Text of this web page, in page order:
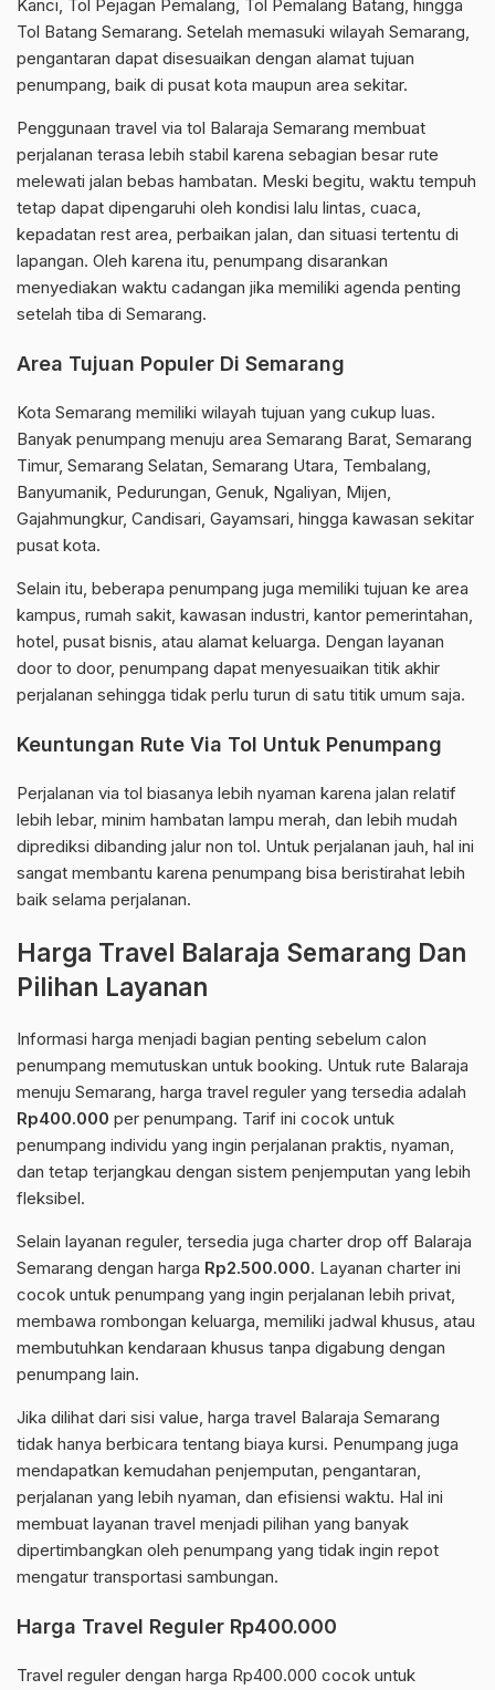
Kanci, Tol Pejagan Pemalang, Tol Pemalang Batang, hingga
Tol Batang Semarang. Setelah memasuki wilayah Semarang,
pengantaran dapat disesuaikan dengan alamat tujuan
penumpang, baik di pusat kota maupun area sekitar.
Penggunaan travel via tol Balaraja Semarang membuat
perjalanan terasa lebih stabil karena sebagian besar rute
melewati jalan bebas hambatan. Meski begitu, waktu tempuh
tetap dapat dipengaruhi oleh kondisi lalu lintas, cuaca,
kepadatan rest area, perbaikan jalan, dan situasi tertentu di
lapangan. Oleh karena itu, penumpang disarankan
menyediakan waktu cadangan jika memiliki agenda penting
setelah tiba di Semarang.
Area Tujuan Populer Di Semarang
Kota Semarang memiliki wilayah tujuan yang cukup luas.
Banyak penumpang menuju area Semarang Barat, Semarang
Timur, Semarang Selatan, Semarang Utara, Tembalang,
Banyumanik, Pedurungan, Genuk, Ngaliyan, Mijen,
Gajahmungkur, Candisari, Gayamsari, hingga kawasan sekitar
pusat kota.
Selain itu, beberapa penumpang juga memiliki tujuan ke area
kampus, rumah sakit, kawasan industri, kantor pemerintahan,
hotel, pusat bisnis, atau alamat keluarga. Dengan layanan
door to door, penumpang dapat menyesuaikan titik akhir
perjalanan sehingga tidak perlu turun di satu titik umum saja.
Keuntungan Rute Via Tol Untuk Penumpang
Perjalanan via tol biasanya lebih nyaman karena jalan relatif
lebih lebar, minim hambatan lampu merah, dan lebih mudah
diprediksi dibanding jalur non tol. Untuk perjalanan jauh, hal ini
sangat membantu karena penumpang bisa beristirahat lebih
baik selama perjalanan.
Harga Travel Balaraja Semarang Dan
Pilihan Layanan
Informasi harga menjadi bagian penting sebelum calon
penumpang memutuskan untuk booking. Untuk rute Balaraja
menuju Semarang, harga travel reguler yang tersedia adalah
Rp400.000 per penumpang. Tarif ini cocok untuk
penumpang individu yang ingin perjalanan praktis, nyaman,
dan tetap terjangkau dengan sistem penjemputan yang lebih
fleksibel.
Selain layanan reguler, tersedia juga charter drop off Balaraja
Semarang dengan harga Rp2.500.000. Layanan charter ini
cocok untuk penumpang yang ingin perjalanan lebih privat,
membawa rombongan keluarga, memiliki jadwal khusus, atau
membutuhkan kendaraan khusus tanpa digabung dengan
penumpang lain.
Jika dilihat dari sisi value, harga travel Balaraja Semarang
tidak hanya berbicara tentang biaya kursi. Penumpang juga
mendapatkan kemudahan penjemputan, pengantaran,
perjalanan yang lebih nyaman, dan efisiensi waktu. Hal ini
membuat layanan travel menjadi pilihan yang banyak
dipertimbangkan oleh penumpang yang tidak ingin repot
mengatur transportasi sambungan.
Harga Travel Reguler Rp400.000
Travel reguler dengan harga Rp400.000 cocok untuk